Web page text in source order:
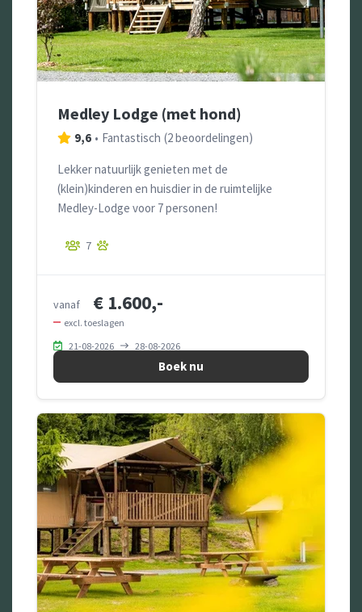
Medley Lodge (met hond)
9,6 • Fantastisch (2 beoordelingen)
Lekker natuurlijk genieten met de
(klein)kinderen en huisdier in de ruimtelijke
Medley-Lodge voor 7 personen!
7
vanaf € 1.600,-
excl. toeslagen
21-08-2026
28-08-2026
Boek nu